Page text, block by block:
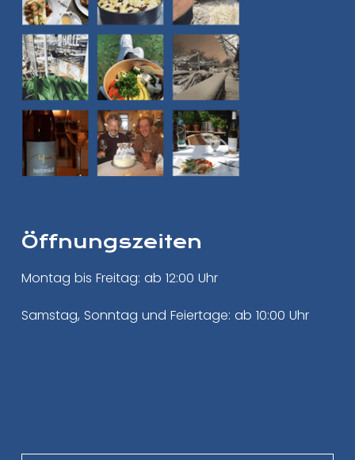
Öffnungszeiten
Montag bis Freitag: ab 12:00 Uhr
Samstag, Sonntag und Feiertage: ab 10:00 Uhr